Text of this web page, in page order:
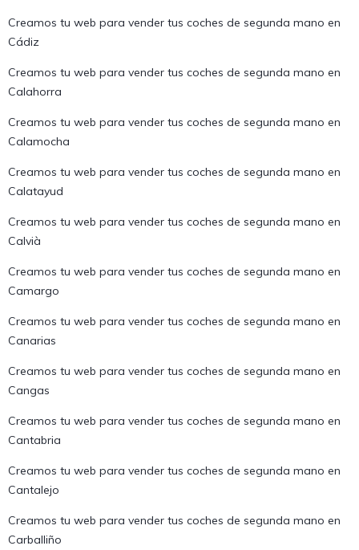
Creamos tu web para vender tus coches de segunda mano en
Cádiz
Creamos tu web para vender tus coches de segunda mano en
Calahorra
Creamos tu web para vender tus coches de segunda mano en
Calamocha
Creamos tu web para vender tus coches de segunda mano en
Calatayud
Creamos tu web para vender tus coches de segunda mano en
Calvià
Creamos tu web para vender tus coches de segunda mano en
Camargo
Creamos tu web para vender tus coches de segunda mano en
Canarias
Creamos tu web para vender tus coches de segunda mano en
Cangas
Creamos tu web para vender tus coches de segunda mano en
Cantabria
Creamos tu web para vender tus coches de segunda mano en
Cantalejo
Creamos tu web para vender tus coches de segunda mano en
Carballiño